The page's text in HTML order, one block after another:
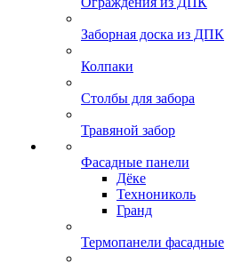
Заборная доска из ДПК
Колпаки
Столбы для забора
Травяной забор
Фасадные панели
Дёке
Технониколь
Гранд
Термопанели фасадные